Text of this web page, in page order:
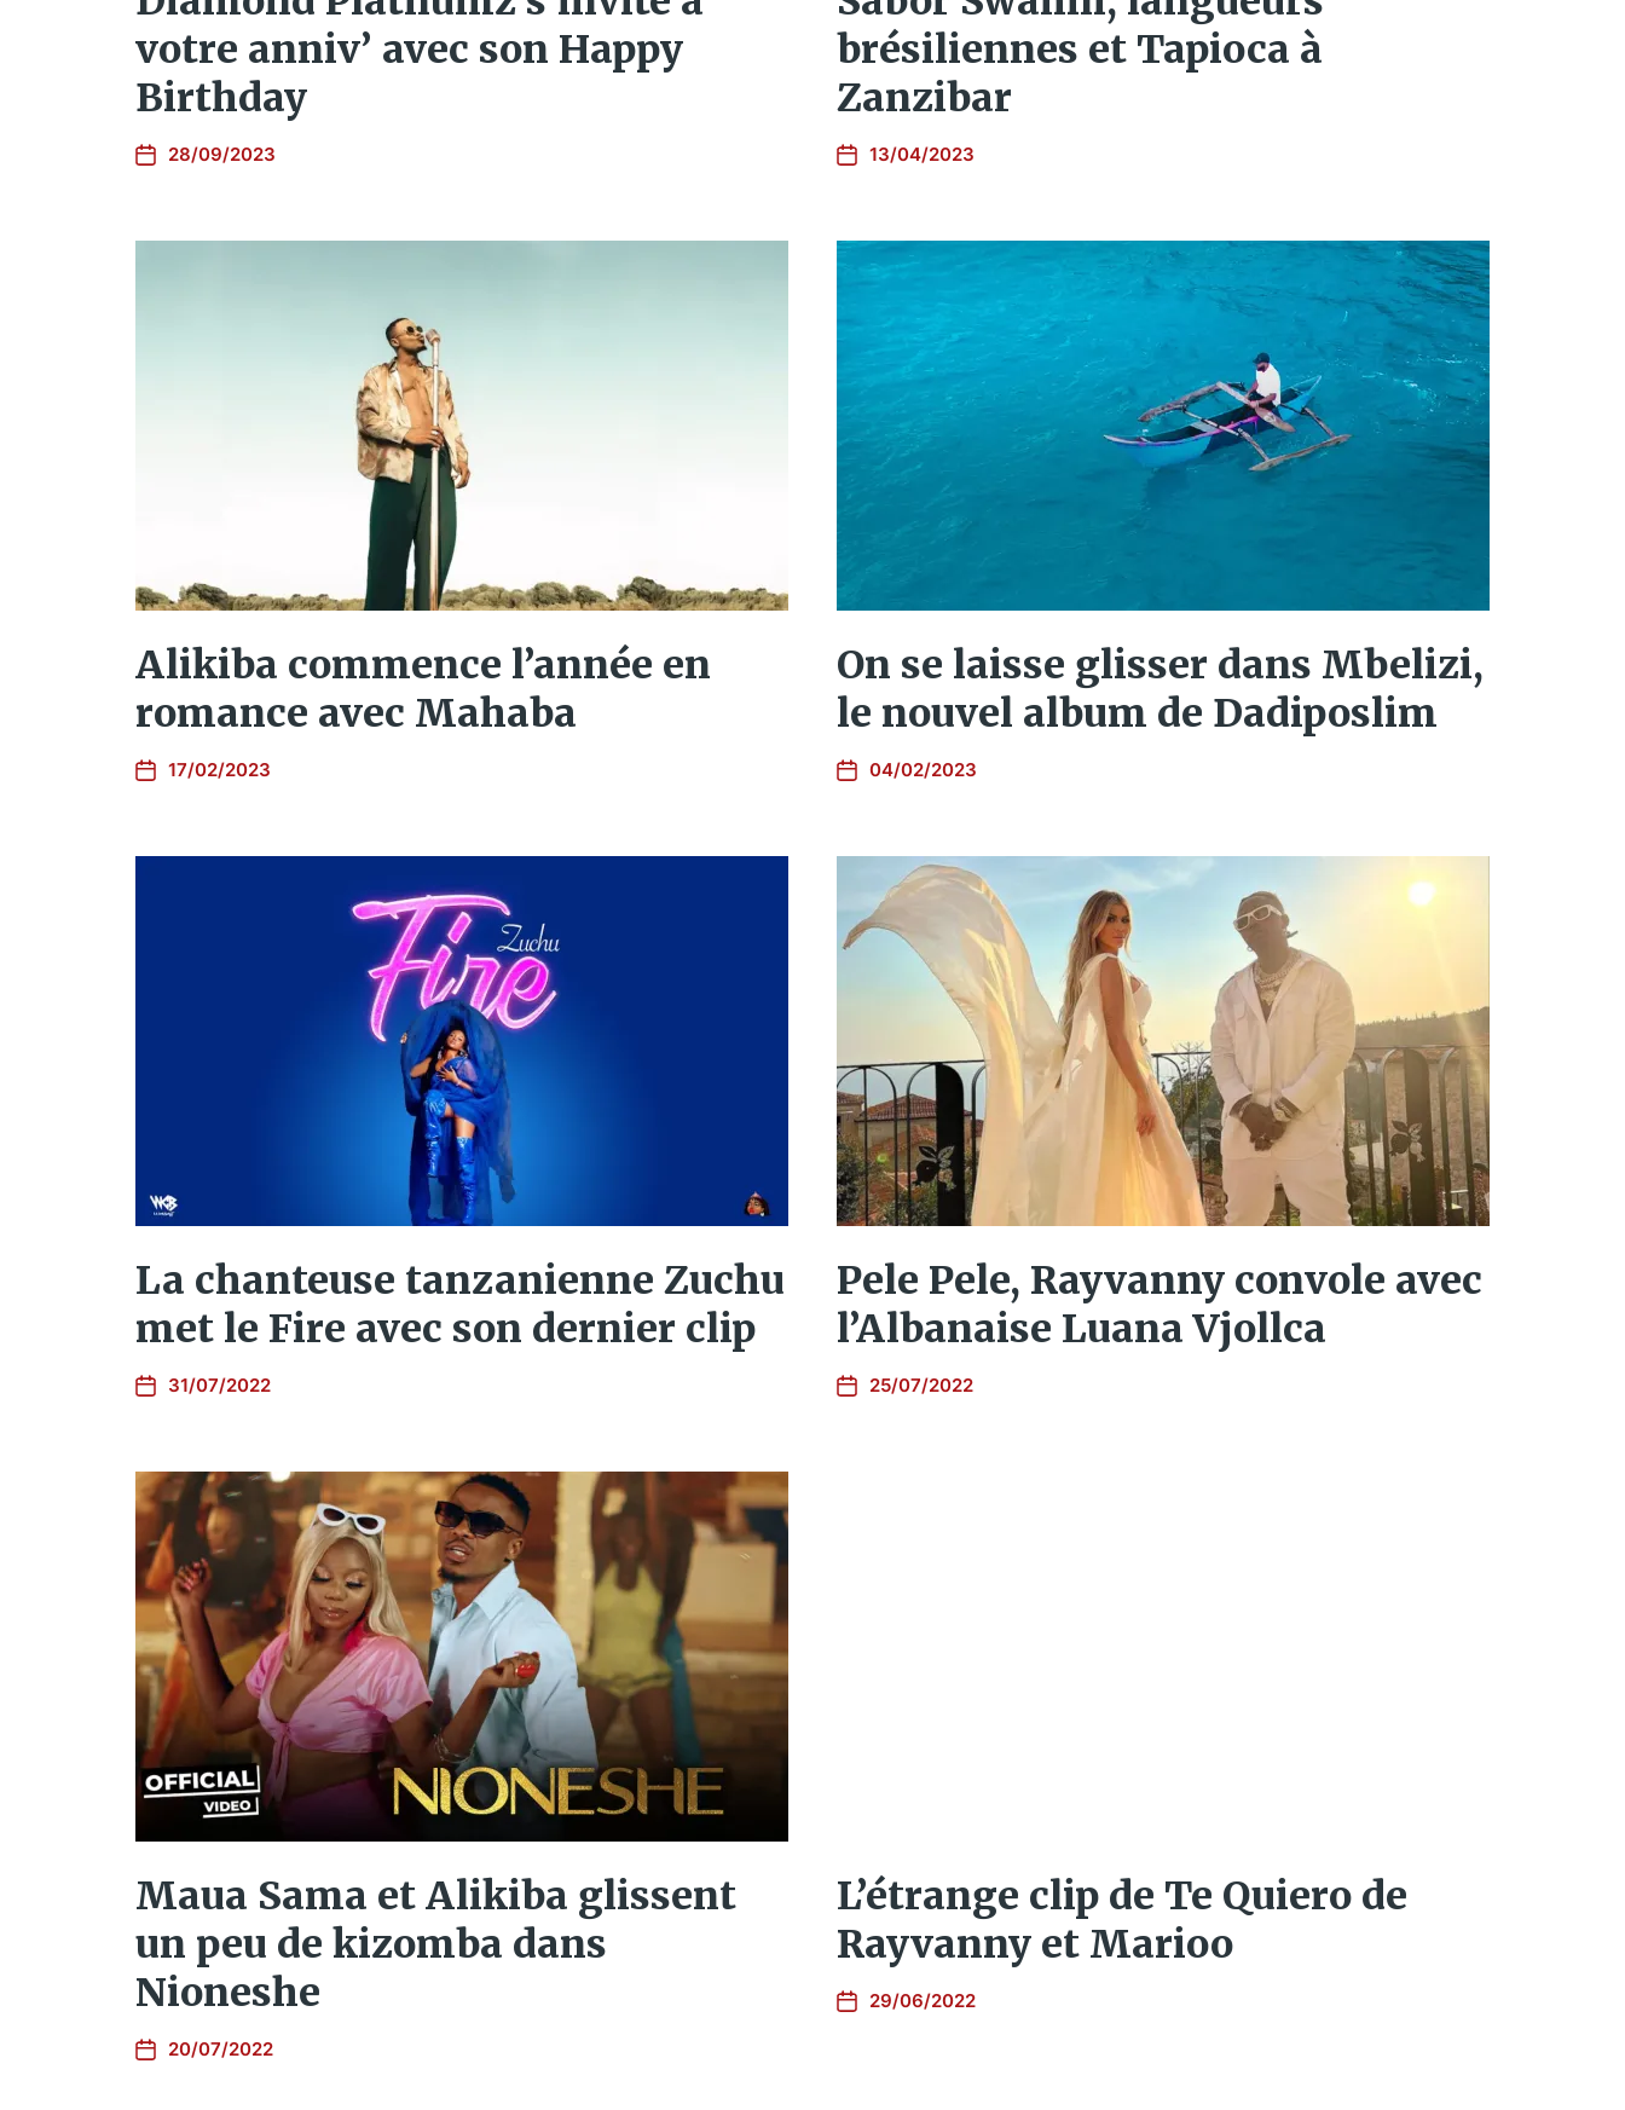
votre anniv’ avec son Happy
Birthday
28/09/2023
brésiliennes et Tapioca à
Zanzibar
13/04/2023
Alikiba commence l’année en
romance avec Mahaba
17/02/2023
On se laisse glisser dans Mbelizi,
le nouvel album de Dadiposlim
04/02/2023
La chanteuse tanzanienne Zuchu
met le Fire avec son dernier clip
31/07/2022
Pele Pele, Rayvanny convole avec
l’Albanaise Luana Vjollca
25/07/2022
Maua Sama et Alikiba glissent
un peu de kizomba dans
Nioneshe
20/07/2022
L’étrange clip de Te Quiero de
Rayvanny et Marioo
29/06/2022